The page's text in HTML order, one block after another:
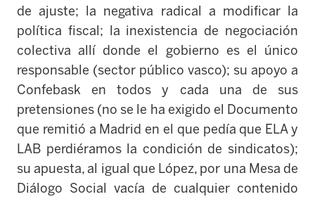
de ajuste; la negativa radical a modificar la
política fiscal; la inexistencia de negociación
colectiva allí donde el gobierno es el único
responsable (sector público vasco); su apoyo a
Confebask en todos y cada una de sus
pretensiones (no se le ha exigido el Documento
que remitió a Madrid en el que pedía que ELA y
LAB perdiéramos la condición de sindicatos);
su apuesta, al igual que López, por una Mesa de
Diálogo Social vacía de cualquier contenido